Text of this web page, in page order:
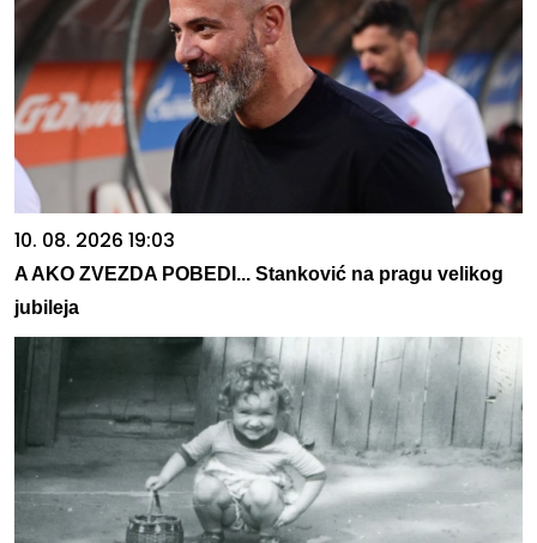
10. 08. 2026 19:03
A AKO ZVEZDA POBEDI... Stanković na pragu velikog
jubileja